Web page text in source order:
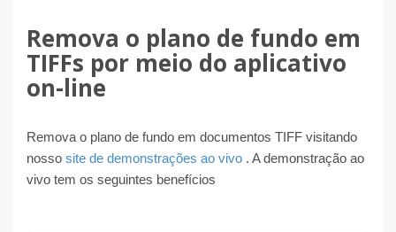
Remova o plano de fundo em
TIFFs por meio do aplicativo
on-line
Remova o plano de fundo em documentos TIFF visitando
nosso site de demonstrações ao vivo . A demonstração ao
vivo tem os seguintes benefícios